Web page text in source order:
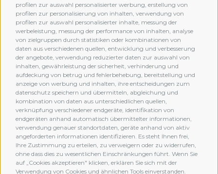
profilen zur auswahl personalisierter werbung, erstellung von
profilen zur personalisierung von inhalten, verwendung von
profilen zur auswahl personalisierter inhalte, messung der
werbeleistung, messung der performance von inhalten, analyse
von zielgruppen durch statistiken oder kombinationen von
daten aus verschiedenen quellen, entwicklung und verbesserung
der angebote, verwendung reduzierter daten zur auswahl von
inhalten, gewährleistung der sicherheit, verhinderung und
aufdeckung von betrug und fehlerbehebung, bereitstellung und
anzeige von werbung und inhalten, ihre entscheidungen zum
datenschutz speichern und übermitteln, abgleichung und
kombination von daten aus unterschiedlichen quellen,
verknüpfung verschiedener endgeräte, identifikation von
endgeräten anhand automatisch übermittelter informationen,
verwendung genauer standortdaten, geräte anhand von aktiv
angeforderten informationen identifizieren. Es steht Ihnen frei,
Ihre Zustimmung zu erteilen, zu verweigern oder zu widerrufen,
ohne dass dies zu wesentlichen Einschränkungen führt. Wenn Sie
auf „Cookies akzeptieren" klicken, erklären Sie sich mit der
Verwendung von Cookies und ähnlichen Tools einverstanden.
MEMBERSHIP